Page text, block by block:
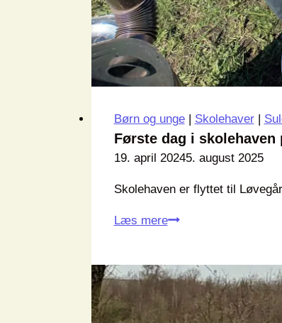
Børn og unge| Skolehaver|
Første dag i skolehaven
19. april 20245. august 2025
Skolehaven er flyttet til
Læs mereFørste
skolehaven
på
Løvegården